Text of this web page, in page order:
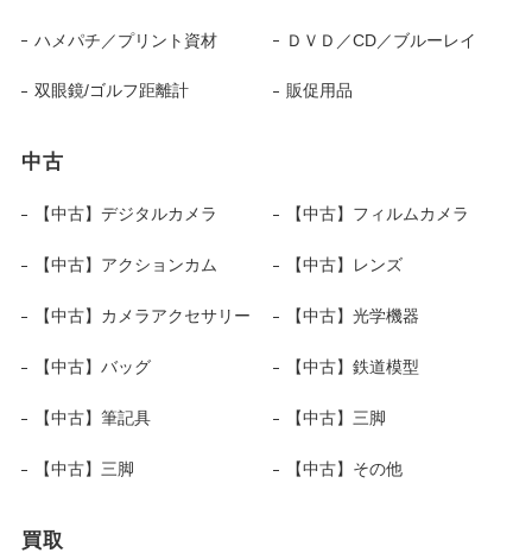
ハメパチ／プリント資材 ＤＶＤ／CD／ブルーレイ
双眼鏡/ゴルフ距離計 販促用品
中古
【中古】デジタルカメラ 【中古】フィルムカメラ
【中古】アクションカム 【中古】レンズ
【中古】カメラアクセサリー 【中古】光学機器
【中古】バッグ 【中古】鉄道模型
【中古】筆記具 【中古】三脚
【中古】三脚 【中古】その他
買取